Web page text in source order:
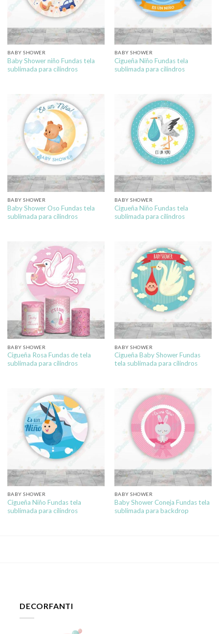
BABY SHOWER
Baby Shower niño Fundas tela
sublimada para cilindros
BABY SHOWER
Cigueña Niño Fundas tela
sublimada para cilindros
BABY SHOWER
Baby Shower Oso Fundas tela
sublimada para cilindros
BABY SHOWER
Cigueña Niño Fundas tela
sublimada para cilindros
BABY SHOWER
Cigueña Rosa Fundas de tela
sublimada para cilindros
BABY SHOWER
Cigueña Baby Shower Fundas
tela sublimada para cilindros
BABY SHOWER
Cigueña Niño Fundas tela
sublimada para cilindros
BABY SHOWER
Baby Shower Coneja Fundas tela
sublimada para backdrop
DECORFANTI